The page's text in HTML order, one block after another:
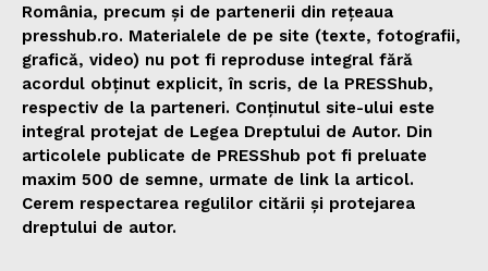
România, precum și de partenerii din rețeaua
presshub.ro. Materialele de pe site (texte, fotografii,
grafică, video) nu pot fi reproduse integral fără
acordul obținut explicit, în scris, de la PRESShub,
respectiv de la parteneri. Conținutul site-ului este
integral protejat de Legea Dreptului de Autor. Din
articolele publicate de PRESShub pot fi preluate
maxim 500 de semne, urmate de link la articol.
Cerem respectarea regulilor citării și protejarea
dreptului de autor.